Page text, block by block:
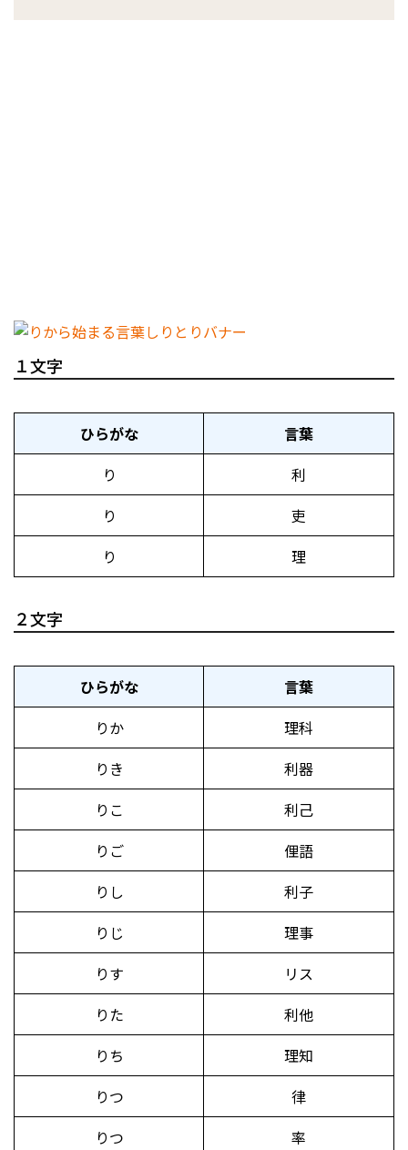
１文字
ひらがな
言葉
り
利
り
吏
り
理
２文字
ひらがな
言葉
りか
理科
りき
利器
りこ
利己
りご
俚語
りし
利子
りじ
理事
りす
リス
りた
利他
りち
理知
りつ
律
りつ
率